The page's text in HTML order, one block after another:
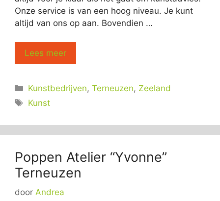
Onze service is van een hoog niveau. Je kunt
altijd van ons op aan. Bovendien …
Lees meer
Categorieën
Kunstbedrijven,Terneuzen, Zeeland
Tags
Kunst
Poppen Atelier “Yvonne”
Terneuzen
door Andrea